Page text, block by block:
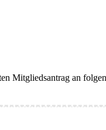
Mitgliedsantrag an